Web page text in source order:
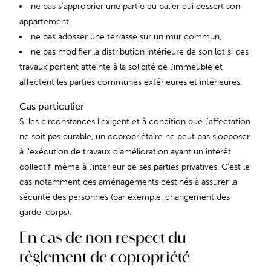
ne pas s’approprier une partie du palier qui dessert son
appartement,
ne pas adosser une terrasse sur un mur commun,
ne pas modifier la distribution intérieure de son lot si ces
travaux portent atteinte à la solidité de l’immeuble et
affectent les parties communes extérieures et intérieures.
Cas particulier
Si les circonstances l’exigent et à condition que l’affectation
ne soit pas durable, un copropriétaire ne peut pas s’opposer
à l’exécution de travaux d’amélioration ayant un intérêt
collectif, même à l’intérieur de ses parties privatives. C’est le
cas notamment des aménagements destinés à assurer la
sécurité des personnes (par exemple, changement des
garde-corps).
En cas de non respect du
règlement de copropriété